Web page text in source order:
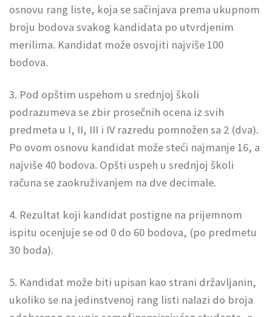
osnovu rang liste, koja se sačinjava prema ukupnom
broju bodova svakog kandidata po utvrdjenim
merilima. Kandidat može osvojiti najviše 100
bodova.
3. Pod opštim uspehom u srednjoj školi
podrazumeva se zbir prosečnih ocena iz svih
predmeta u I, II, III i IV razredu pomnožen sa 2 (dva).
Po ovom osnovu kandidat može steći najmanje 16, a
najviše 40 bodova. Opšti uspeh u srednjoj školi
računa se zaokruživanjem na dve decimale.
4. Rezultat koji kandidat postigne na prijemnom
ispitu ocenjuje se od 0 do 60 bodova, (po predmetu
30 boda).
5. Kandidat može biti upisan kao strani državljanin,
ukoliko se na jedinstvenoj rang listi nalazi do broja